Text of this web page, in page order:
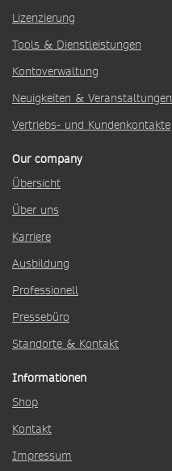
Lizenzierung
Tools & Dienstleistungen
Kontoverwaltung
Neuigkeiten & Veranstaltungen
Vertriebs- und Kundenkontakte
Our company
Übersicht
Über uns
Karriere
Ausbildung
Professionell
Pressebüro
Standorte & Kontakt
Informationen
Shop
Kontakt
Impressum